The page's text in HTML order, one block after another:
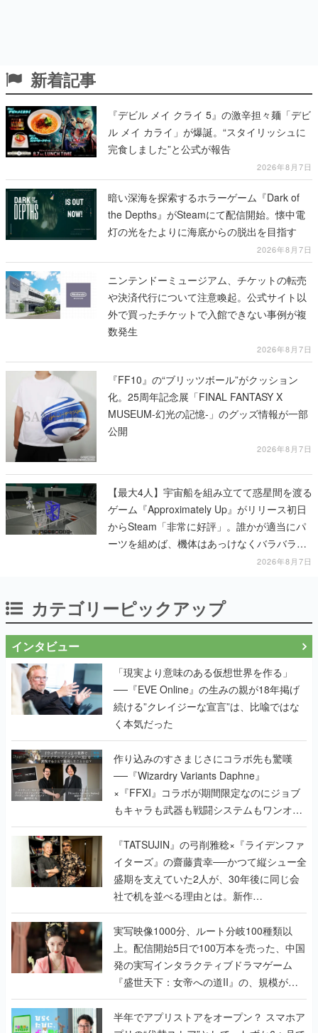
新着記事
『デビル メイ クライ 5』の激辛担々麺「デビ
ル メイ カライ」が爆誕。“スタイリッシュに
完食しました”と公式が報告
2026年8月7日
暗い深海を探索するホラーゲーム『Dark of
the Depths』がSteamにて配信開始。懐中電
灯の光をたよりに海底からの脱出を目指す
2026年8月7日
ニンテンドーミュージアム、チケットの転売
や決済代行について注意喚起。公式サイト以
外で買ったチケットで入館できない事例が複
数発生
2026年8月7日
『FF10』の“ブリッツボール”がクッション
化。25周年記念展「FINAL FANTASY X
MUSEUM-幻光の記憶-」のグッズ情報が一部
公開
2026年8月7日
【最大4人】宇宙船を組み立てて惑星間を渡る
ゲーム『Approximately Up』がリリース初日
からSteam「非常に好評」。誰かが適当にパ
ーツを組めば、機体はあっけなくバラバラに
2026年8月7日
カテゴリーピックアップ
インタビュー
「現実より意味のある仮想世界を作る」
──『EVE Online』の生みの親が18年掲げ
続ける”クレイジーな宣言”は、比喩ではな
く本気だった
作り込みのすさまじさにコラボ先も驚嘆
──『Wizardry Variants Daphne』
×『FFXI』コラボが期間限定なのにジョブ
もキャラも武器も戦闘システムもワンオフ
で作り込まれた理由を両ディレクターに聞
く
『TATSUJIN』の弓削雅稔×『ライデンファ
イターズ』の齋藤貴幸──かつて縦シュー全
盛期を支えていた2人が、30年後に同じ会
社で机を並べる理由とは。新作
『TATSUJIN EXTREME』で初タッグを組
んだレジェンド2人に訊く開発秘話
実写映像1000分、ルート分岐100種類以
上。配信開始5日で100万本を売った、中国
発の実写インタラクティブドラマゲーム
『盛世天下：女帝への道II』の、規模が違
うこだわりをプロデューサーに聞いた
半年でアプリストアをオープン？ スマホア